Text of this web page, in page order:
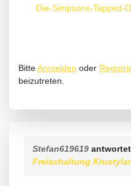
Die-Simpsons-Tapped-
BitteAnmelden oder
beizutreten.
Stefan619619
Freischaltung